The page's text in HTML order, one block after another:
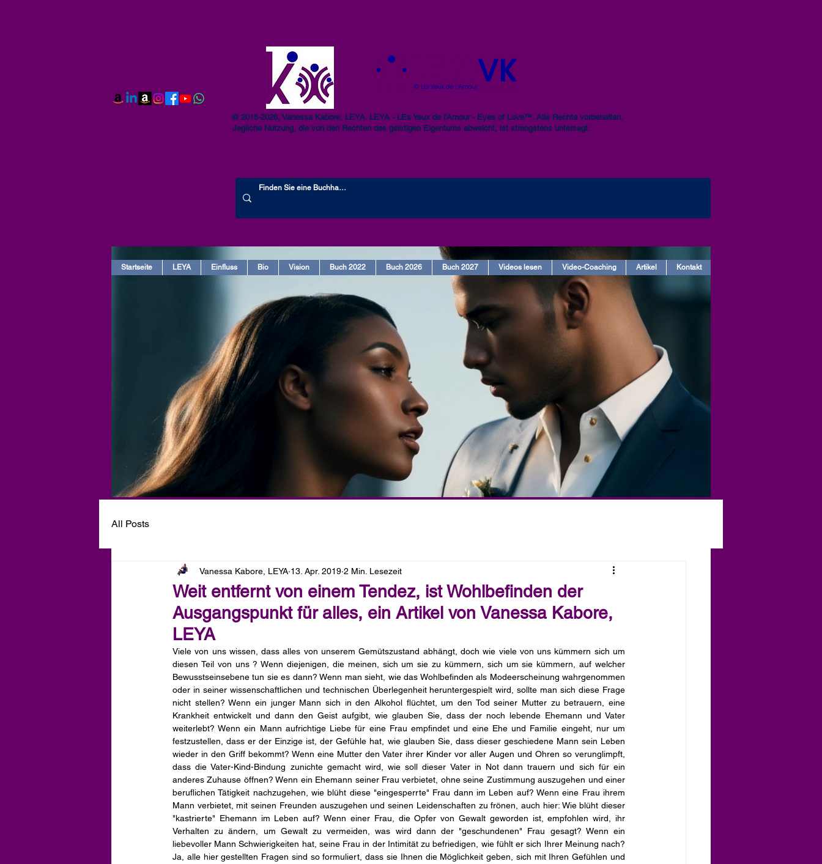
© 2016-2026, Vanessa Kabore, LEYA. LEYA - LEs Yeux de l'Amour - Eyes of Love™. Alle Rechte vorbehalten.
Jegliche Nutzung, die von den Rechten des geistigen Eigentums abweicht, ist strengstens untersagt.
Startseite LEYA Einfluss Bio Vision Buch 2022 Buch 2026 Buch 2027 Videos lesen Video-Coaching Artikel Kontakt
All Posts
Weit entfernt von einem Tendez, ist Wohlbefinden der
Ausgangspunkt für alles, ein Artikel von Vanessa Kabore,
LEYA
Vanessa Kabore, LEYA 13. Apr. 2019 2 Min. Lesezeit
Viele von uns wissen, dass alles von unserem Gemütszustand abhängt, doch wie viele von uns kümmern sich um
diesen Teil von uns ? Wenn diejenigen, die meinen, sich um sie zu kümmern, sich um sie kümmern, auf welcher
Bewusstseinsebene tun sie es dann? Wenn man sieht, wie das Wohlbefinden als Modeerscheinung wahrgenommen
oder in seiner wissenschaftlichen und technischen Überlegenheit heruntergespielt wird, sollte man sich diese Frage
nicht stellen? Wenn ein junger Mann sich in den Alkohol flüchtet, um den Tod seiner Mutter zu betrauern, eine
Krankheit entwickelt und dann den Geist aufgibt, wie glauben Sie, dass der noch lebende Ehemann und Vater
weiterlebt? Wenn ein Mann aufrichtige Liebe für eine Frau empfindet und eine Ehe und Familie eingeht, nur um
festzustellen, dass er der Einzige ist, der Gefühle hat, wie glauben Sie, dass dieser geschiedene Mann sein Leben
wieder in den Griff bekommt? Wenn eine Mutter den Vater ihrer Kinder vor aller Augen und Ohren so verunglimpft,
dass die Vater-Kind-Bindung zunichte gemacht wird, wie soll dieser Vater in Not dann trauern und sich für ein
anderes Zuhause öffnen? Wenn ein Ehemann seiner Frau verbietet, ohne seine Zustimmung auszugehen und einer
beruflichen Tätigkeit nachzugehen, wie blüht diese "eingesperrte" Frau dann im Leben auf? Wenn eine Frau ihrem
Mann verbietet, mit seinen Freunden auszugehen und seinen Leidenschaften zu frönen, auch hier: Wie blüht dieser
"kastrierte" Ehemann im Leben auf? Wenn einer Frau, die Opfer von Gewalt geworden ist, empfohlen wird, ihr
Verhalten zu ändern, um Gewalt zu vermeiden, was wird dann der "geschundenen" Frau gesagt? Wenn ein
liebevoller Mann Schwierigkeiten hat, seine Frau in der Intimität zu befriedigen, wie fühlt er sich Ihrer Meinung nach?
Ja, alle hier gestellten Fragen sind so formuliert, dass sie Ihnen die Möglichkeit geben, sich mit Ihren Gefühlen und